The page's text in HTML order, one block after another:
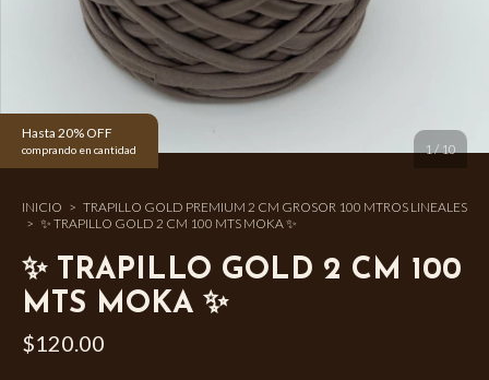
Hasta 20% OFF
comprando en cantidad 1 / 10
INICIO > TRAPILLO GOLD PREMIUM 2 CM GROSOR 100 MTROS LINEALES
> ✨ TRAPILLO GOLD 2 CM 100 MTS MOKA ✨
✨ TRAPILLO GOLD 2 CM 100
MTS MOKA ✨
$120.00